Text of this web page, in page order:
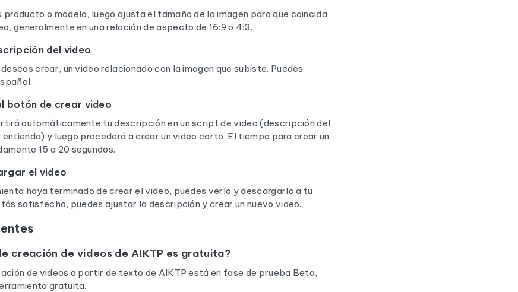
producto o modelo, luego ajusta el tamaño de la imagen para que coincida
generalmente en una relación de aspecto de 16:9 o 4:3.
del video
crear, un video relacionado con la imagen que subiste. Puedes
botón de crear video
automáticamente tu descripción en un script de video (descripción del
entienda) y luego procederá a crear un video corto. El tiempo para crear un
15 a 20 segundos.
el video
haya terminado de crear el video, puedes verlo y descargarlo a tu
satisfecho, puedes ajustar la descripción y crear un nuevo video.
creación de videos de AIKTP es gratuita?
de videos a partir de texto de AIKTP está en fase de prueba Beta,
gratuita.